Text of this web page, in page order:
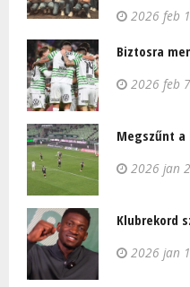
2026 feb
Biztosra
2026 feb
Megszűnt a
2026 jan
Klubrekord
2026 jan